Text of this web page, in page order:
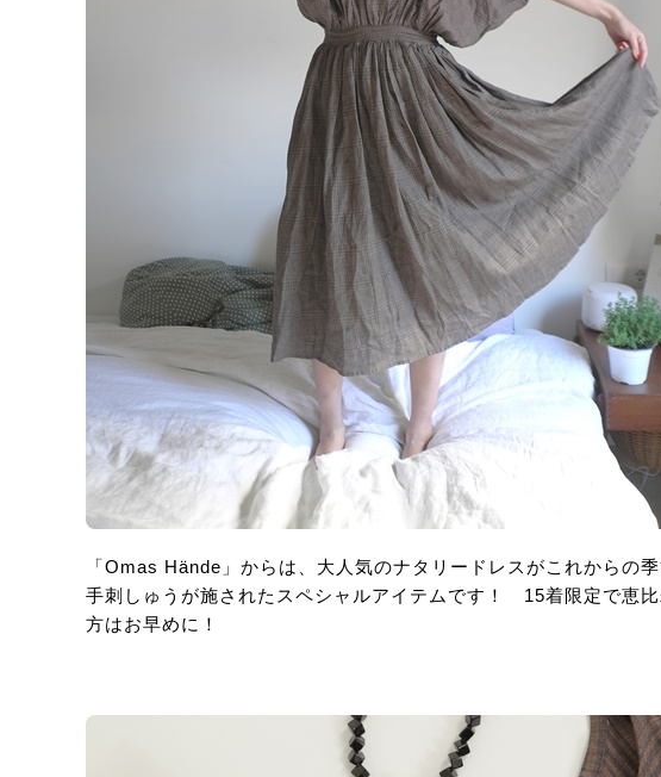
「Omas Hände」からは、大人気のナタリードレスがこれからの
手刺しゅうが施されたスペシャルアイテムです！ 15着限定で恵
方はお早めに！